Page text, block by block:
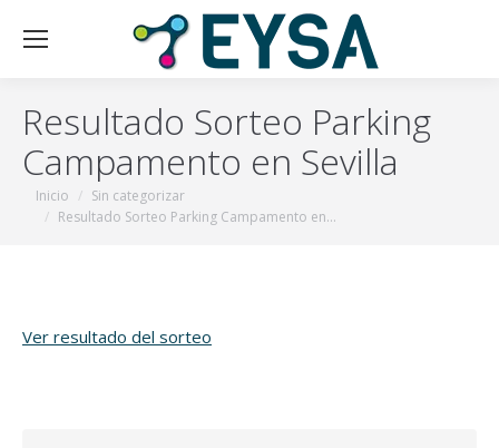
Resultado Sorteo Parking
Campamento en Sevilla
Estás aquí:
Inicio
Sin categorizar
Resultado Sorteo Parking Campamento en…
Ver resultado del sorteo